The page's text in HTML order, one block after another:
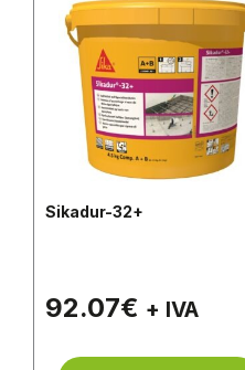
Sikadur-32+
92.07€ + IVA